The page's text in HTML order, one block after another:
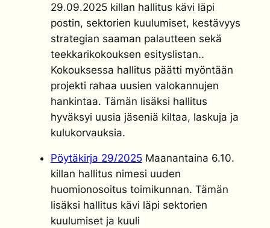
29.09.2025 killan hallitus kävi läpi
postin, sektorien kuulumiset, kestävyys
strategian saaman palautteen sekä
teekkarikokouksen esityslistan..
Kokouksessa hallitus päätti myöntään
projekti rahaa uusien valokannujen
hankintaa. Tämän lisäksi hallitus
hyväksyi uusia jäseniä kiltaa, laskuja ja
kulukorvauksia.
Pöytäkirja 29/2025Maanantaina 6.10.
killan hallitus nimesi uuden
huomionosoitus toimikunnan. Tämän
lisäksi hallitus kävi läpi sektorien
kuulumiset ja kuuli